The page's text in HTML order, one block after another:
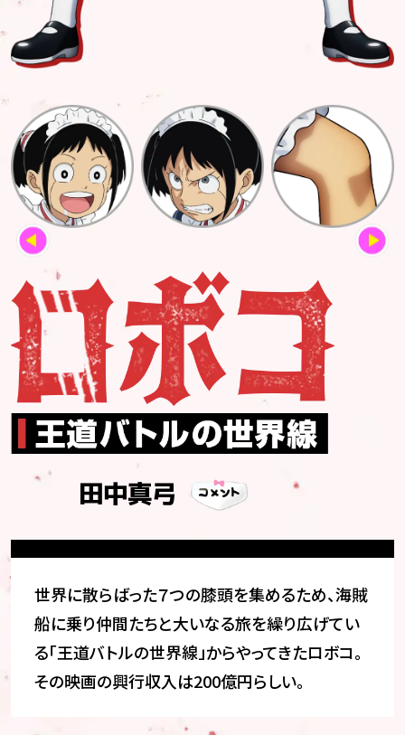
津田美波 置鮎龍太郎 武内駿輔
後藤恵里菜
三石琴乃 長田庄平
田中真弓
世界に散らばった７つの膝頭を集めるため、海賊
船に乗り仲間たちと大いなる旅を繰り広げてい
る「王道バトルの世界線」からやってきたロボコ。
その映画の興行収入は200億円らしい。